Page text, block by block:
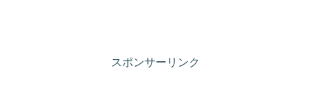
スポンサーリンク